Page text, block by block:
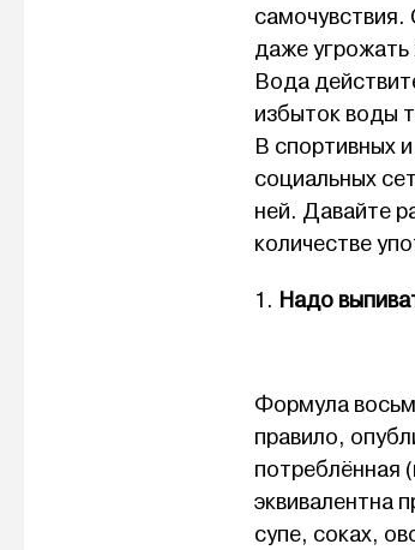
даже угрожать
Вода
избыток воды
В спортивных
социальных
ней. Давайте
количестве
1. Надо
Формула
правило,
потреблённая
эквивалентна
супе, соках,